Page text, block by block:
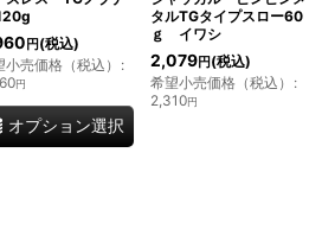
円(税込)
小売価格（税込）
:
円
オプション選択
タルTGタイプスロー60
ｇ イワシ
2,079円(税込)
希望小売価格（税込） :
2,310円